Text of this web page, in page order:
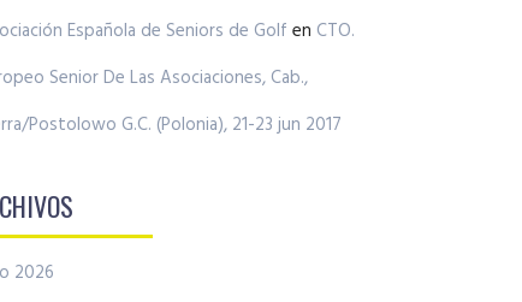
Española de Seniors de Golf en CTO.
Senior De Las Asociaciones, Cab.,
Postolowo G.C. (Polonia), 21-23 jun 2017
2026